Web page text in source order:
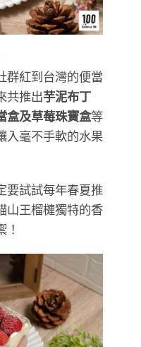
群紅到台灣的便當
共推出芋泥布丁
盒及草莓珠寶盒等
入毫不手軟的水果
要試試每年春夏推
山王榴槤獨特的香
！